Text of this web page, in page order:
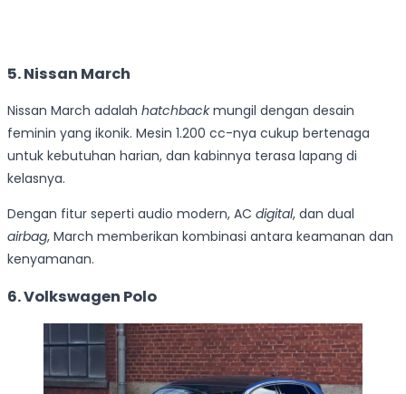
5. Nissan March
Nissan March adalah hatchbackmungil dengan desain
feminin yang ikonik. Mesin 1.200 cc-nya cukup bertenaga
untuk kebutuhan harian, dan kabinnya terasa lapang di
kelasnya.
Dengan fitur seperti audio modern, AC digital, dan dual
airbag, March memberikan kombinasi antara keamanan dan
kenyamanan.
6. Volkswagen Polo